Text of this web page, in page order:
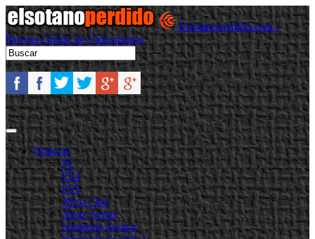
Elsotanoperdido.com -
Revista Online de Videojuegos
Noticias
PC
PS4
PS5
Xbox One
Xbox Series
Nintendo Switch